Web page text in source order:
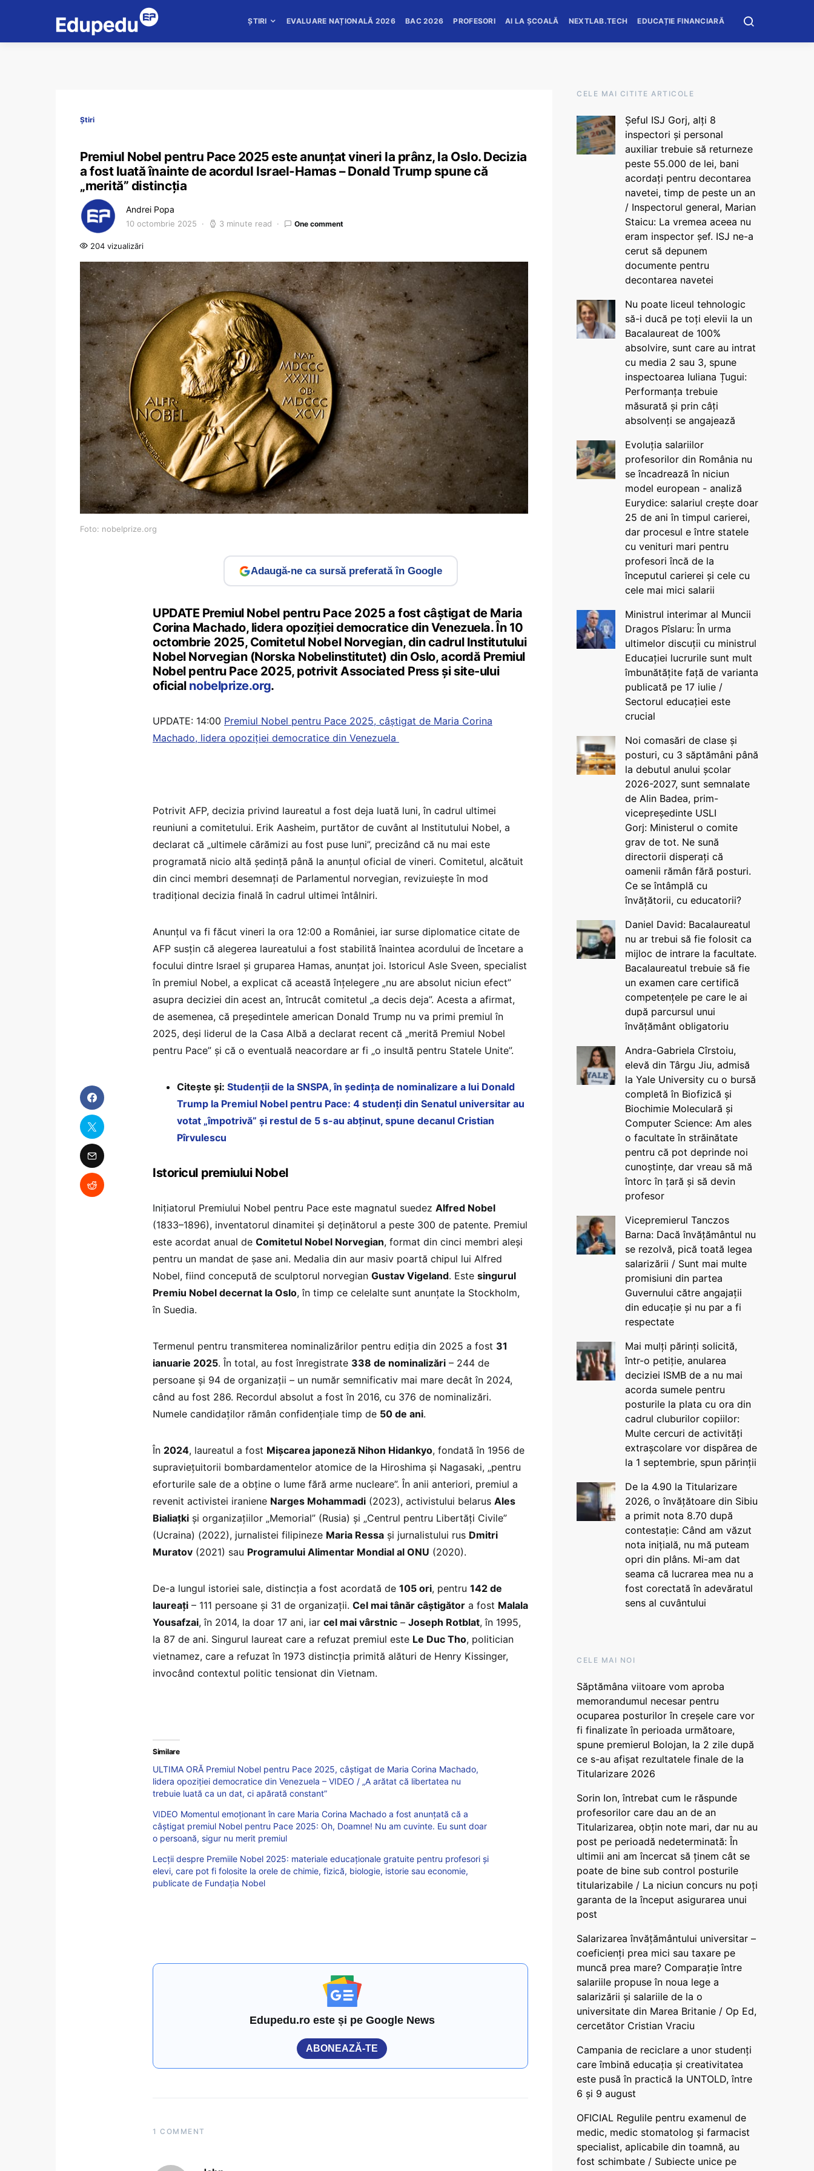
ȘTIRI EVALUARE NAȚIONALĂ 2026 BAC 2026 PROFESORI AI LA ȘCOALĂ NEXTLAB.TECH EDUCAȚIE FINANCIARĂ
Știri
Premiul Nobel pentru Pace 2025 este anunțat vineri la prânz, la Oslo. Decizia
a fost luată înainte de acordul Israel-Hamas – Donald Trump spune că
„merită” distincția
Andrei Popa
10 octombrie 2025 3 minute read One comment
204 vizualizări
Foto: nobelprize.org
Adaugă-ne ca sursă preferată în Google
UPDATE Premiul Nobel pentru Pace 2025 a fost câștigat de Maria
Corina Machado, lidera opoziției democratice din Venezuela. În 10
octombrie 2025, Comitetul Nobel Norvegian, din cadrul Institutului
Nobel Norvegian (Norska Nobelinstitutet) din Oslo, acordă Premiul
Nobel pentru Pace 2025, potrivit Associated Press și site-ului
oficial nobelprize.org.
UPDATE: 14:00 Premiul Nobel pentru Pace 2025, câștigat de Maria Corina
Machado, lidera opoziției democratice din Venezuela
Potrivit AFP, decizia privind laureatul a fost deja luată luni, în cadrul ultimei
reuniuni a comitetului. Erik Aasheim, purtător de cuvânt al Institutului Nobel, a
declarat că „ultimele cărămizi au fost puse luni”, precizând că nu mai este
programată nicio altă ședință până la anunțul oficial de vineri. Comitetul, alcătuit
din cinci membri desemnați de Parlamentul norvegian, revizuiește în mod
tradițional decizia finală în cadrul ultimei întâlniri.
Anunțul va fi făcut vineri la ora 12:00 a României, iar surse diplomatice citate de
AFP susțin că alegerea laureatului a fost stabilită înaintea acordului de încetare a
focului dintre Israel și gruparea Hamas, anunțat joi. Istoricul Asle Sveen, specialist
în premiul Nobel, a explicat că această înțelegere „nu are absolut niciun efect”
asupra deciziei din acest an, întrucât comitetul „a decis deja”. Acesta a afirmat,
de asemenea, că președintele american Donald Trump nu va primi premiul în
2025, deși liderul de la Casa Albă a declarat recent că „merită Premiul Nobel
pentru Pace” și că o eventuală neacordare ar fi „o insultă pentru Statele Unite”.
Citește și: Studenții de la SNSPA, în ședința de nominalizare a lui Donald
Trump la Premiul Nobel pentru Pace: 4 studenți din Senatul universitar au
votat „împotrivă” și restul de 5 s-au abținut, spune decanul Cristian
Pîrvulescu
Istoricul premiului Nobel
Inițiatorul Premiului Nobel pentru Pace este magnatul suedez Alfred Nobel
(1833–1896), inventatorul dinamitei și deținătorul a peste 300 de patente. Premiul
este acordat anual de Comitetul Nobel Norvegian, format din cinci membri aleși
pentru un mandat de șase ani. Medalia din aur masiv poartă chipul lui Alfred
Nobel, fiind concepută de sculptorul norvegian Gustav Vigeland. Este singurul
Premiu Nobel decernat la Oslo, în timp ce celelalte sunt anunțate la Stockholm,
în Suedia.
Termenul pentru transmiterea nominalizărilor pentru ediția din 2025 a fost 31
ianuarie 2025. În total, au fost înregistrate 338 de nominalizări – 244 de
persoane și 94 de organizații – un număr semnificativ mai mare decât în 2024,
când au fost 286. Recordul absolut a fost în 2016, cu 376 de nominalizări.
Numele candidaților rămân confidențiale timp de 50 de ani.
În 2024, laureatul a fost Mișcarea japoneză Nihon Hidankyo, fondată în 1956 de
supraviețuitorii bombardamentelor atomice de la Hiroshima și Nagasaki, „pentru
eforturile sale de a obține o lume fără arme nucleare”. În anii anteriori, premiul a
revenit activistei iraniene Narges Mohammadi (2023), activistului belarus Ales
Bialiațki și organizațiilor „Memorial” (Rusia) și „Centrul pentru Libertăți Civile”
(Ucraina) (2022), jurnalistei filipineze Maria Ressa și jurnalistului rus Dmitri
Muratov (2021) sau Programului Alimentar Mondial al ONU (2020).
De-a lungul istoriei sale, distincția a fost acordată de 105 ori, pentru 142 de
laureați – 111 persoane și 31 de organizații. Cel mai tânăr câștigător a fost Malala
Yousafzai, în 2014, la doar 17 ani, iar cel mai vârstnic – Joseph Rotblat, în 1995,
la 87 de ani. Singurul laureat care a refuzat premiul este Le Duc Tho, politician
vietnamez, care a refuzat în 1973 distincția primită alături de Henry Kissinger,
invocând contextul politic tensionat din Vietnam.
Similare
ULTIMA ORĂ Premiul Nobel pentru Pace 2025, câștigat de Maria Corina Machado,
lidera opoziției democratice din Venezuela – VIDEO / „A arătat că libertatea nu
trebuie luată ca un dat, ci apărată constant”
VIDEO Momentul emoționant în care Maria Corina Machado a fost anunțată că a
câștigat premiul Nobel pentru Pace 2025: Oh, Doamne! Nu am cuvinte. Eu sunt doar
o persoană, sigur nu merit premiul
Lecții despre Premiile Nobel 2025: materiale educaționale gratuite pentru profesori și
elevi, care pot fi folosite la orele de chimie, fizică, biologie, istorie sau economie,
publicate de Fundația Nobel
Edupedu.ro este și pe Google News
ABONEAZĂ-TE
1 COMMENT
CELE MAI CITITE ARTICOLE
Șeful ISJ Gorj, alți 8
inspectori și personal
auxiliar trebuie să returneze
peste 55.000 de lei, bani
acordați pentru decontarea
navetei, timp de peste un an
/ Inspectorul general, Marian
Staicu: La vremea aceea nu
eram inspector șef. ISJ ne-a
cerut să depunem
documente pentru
decontarea navetei
Nu poate liceul tehnologic
să-i ducă pe toți elevii la un
Bacalaureat de 100%
absolvire, sunt care au intrat
cu media 2 sau 3, spune
inspectoarea Iuliana Țugui:
Performanța trebuie
măsurată și prin câți
absolvenți se angajează
Evoluția salariilor
profesorilor din România nu
se încadrează în niciun
model european - analiză
Eurydice: salariul crește doar
25 de ani în timpul carierei,
dar procesul e între statele
cu venituri mari pentru
profesori încă de la
începutul carierei și cele cu
cele mai mici salarii
Ministrul interimar al Muncii
Dragos Pîslaru: În urma
ultimelor discuții cu ministrul
Educației lucrurile sunt mult
îmbunătățite față de varianta
publicată pe 17 iulie /
Sectorul educației este
crucial
Noi comasări de clase și
posturi, cu 3 săptămâni până
la debutul anului școlar
2026-2027, sunt semnalate
de Alin Badea, prim-
vicepreședinte USLI
Gorj: Ministerul o comite
grav de tot. Ne sună
directorii disperați că
oamenii rămân fără posturi.
Ce se întâmplă cu
învățătorii, cu educatorii?
Daniel David: Bacalaureatul
nu ar trebui să fie folosit ca
mijloc de intrare la facultate.
Bacalaureatul trebuie să fie
un examen care certifică
competențele pe care le ai
după parcursul unui
învățământ obligatoriu
Andra-Gabriela Cîrstoiu,
elevă din Târgu Jiu, admisă
la Yale University cu o bursă
completă în Biofizică și
Biochimie Moleculară și
Computer Science: Am ales
o facultate în străinătate
pentru că pot deprinde noi
cunoștințe, dar vreau să mă
întorc în țară și să devin
profesor
Vicepremierul Tanczos
Barna: Dacă învățământul nu
se rezolvă, pică toată legea
salarizării / Sunt mai multe
promisiuni din partea
Guvernului către angajații
din educație și nu par a fi
respectate
Mai mulți părinți solicită,
într-o petiție, anularea
deciziei ISMB de a nu mai
acorda sumele pentru
posturile la plata cu ora din
cadrul cluburilor copiilor:
Multe cercuri de activități
extrașcolare vor dispărea de
la 1 septembrie, spun părinții
De la 4.90 la Titularizare
2026, o învățătoare din Sibiu
a primit nota 8.70 după
contestație: Când am văzut
nota inițială, nu mă puteam
opri din plâns. Mi-am dat
seama că lucrarea mea nu a
fost corectată în adevăratul
sens al cuvântului
CELE MAI NOI
Săptămâna viitoare vom aproba
memorandumul necesar pentru
ocuparea posturilor în creșele care vor
fi finalizate în perioada următoare,
spune premierul Bolojan, la 2 zile după
ce s-au afișat rezultatele finale de la
Titularizare 2026
Sorin Ion, întrebat cum le răspunde
profesorilor care dau an de an
Titularizarea, obțin note mari, dar nu au
post pe perioadă nedeterminată: În
ultimii ani am încercat să ținem cât se
poate de bine sub control posturile
titularizabile / La niciun concurs nu poți
garanta de la început asigurarea unui
post
Salarizarea învățământului universitar –
coeficienți prea mici sau taxare pe
muncă prea mare? Comparație între
salariile propuse în noua lege a
salarizării și salariile de la o
universitate din Marea Britanie / Op Ed,
cercetător Cristian Vraciu
Campania de reciclare a unor studenți
care îmbină educația și creativitatea
este pusă în practică la UNTOLD, între
6 și 9 august
OFICIAL Regulile pentru examenul de
medic, medic stomatolog și farmacist
specialist, aplicabile din toamnă, au
fost schimbate / Subiecte unice pe